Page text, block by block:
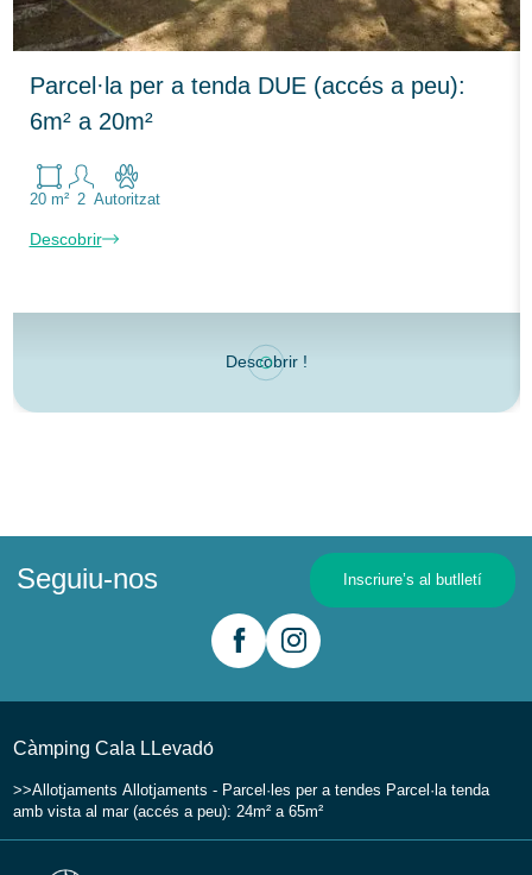
Parcel·la per a tenda DUE (accés a peu):
6m² a 20m²
20 m² 2 Autoritzat
Descobrir
Descobrir !
Seguiu-nos Inscriure’s al butlletí
Càmping Cala LLevadо́
Allotjaments Allotjaments - Parcel·les per a tendes Parcel·la tenda
amb vista al mar (accés a peu): 24m² a 65m²